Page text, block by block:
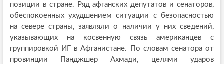
позиции в стране. Ряд афганских депутатов и сенаторов,
обеспокоенных ухудшением ситуации с безопасностью
на севере страны, заявляли о наличии у них сведений,
указывающих на косвенную связь американцев с
группировкой ИГ в Афганистане. По словам сенатора от
провинции Панджшер Ахмади, целями ударов